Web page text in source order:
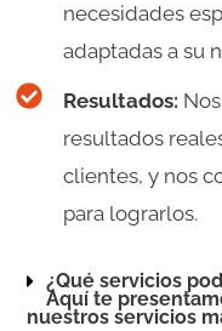
necesidades
adaptadas a su
Resultados:
resultados
clientes, y nos
para lograrlos.
¿Qué servicios
Aquí te
nuestros servicios